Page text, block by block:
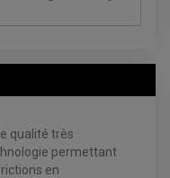
qualité très
permettant
en